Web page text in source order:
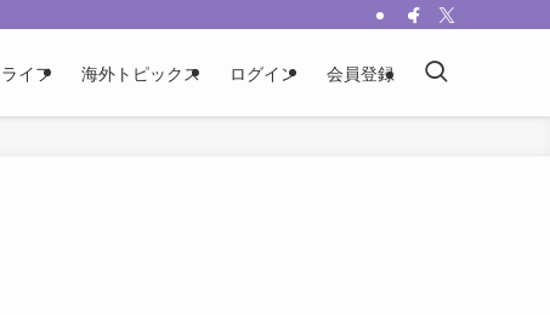
ライフ 海外トピックス ログイン 会員登録